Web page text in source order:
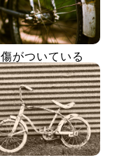
傷がついている